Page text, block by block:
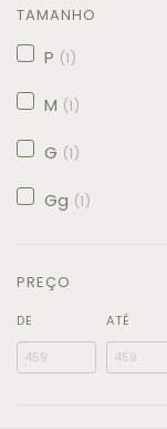
TAMANHO
P (1)
M (1)
G (1)
Gg (1)
PREÇO
DE ATÉ